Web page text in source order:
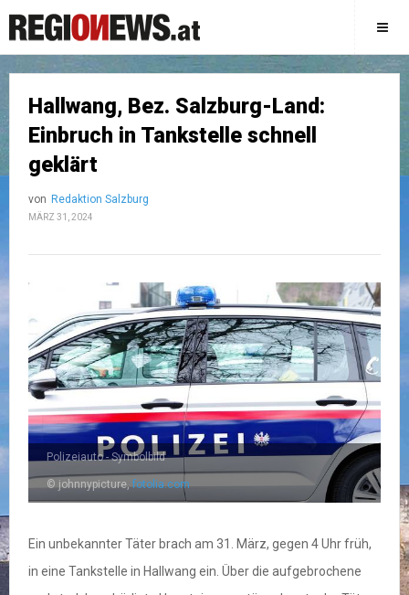
Hallwang, Bez. Salzburg-Land:
Einbruch in Tankstelle schnell
geklärt
von Redaktion Salzburg
MÄRZ 31, 2024
Polizeiauto - Symbolbild
© johnnypicture,fotolia.com
Ein unbekannter Täter brach am 31. März, gegen 4 Uhr früh,
in eine Tankstelle in Hallwang ein. Über die aufgebrochene